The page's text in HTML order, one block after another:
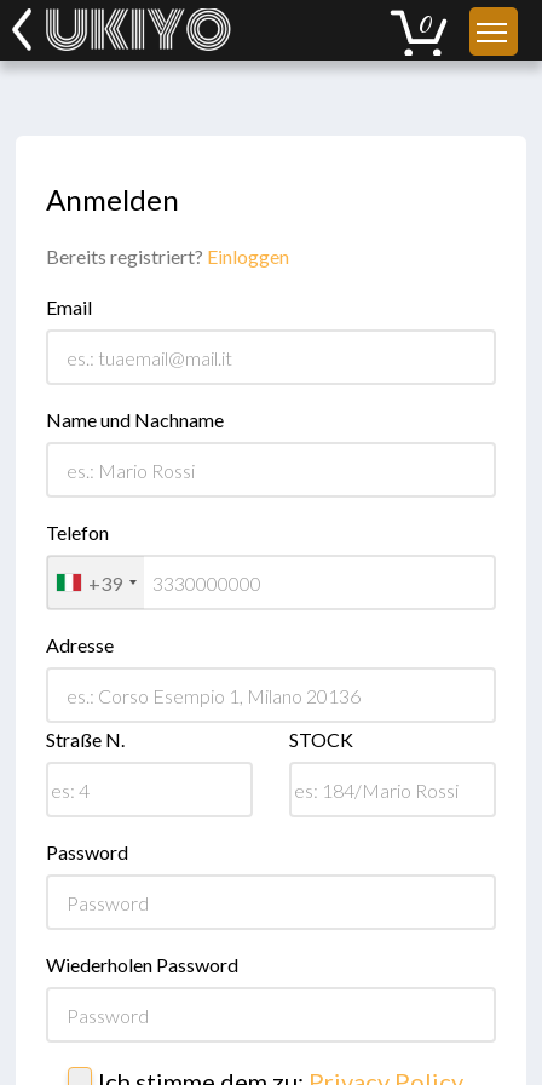
Anmelden
Bereits registriert? Einloggen
Email
Name und Nachname
Telefon
+39
Adresse
Straße N. STOCK
Password
Wiederholen Password